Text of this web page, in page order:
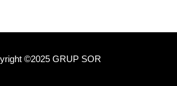
©2025 GRUP SOR